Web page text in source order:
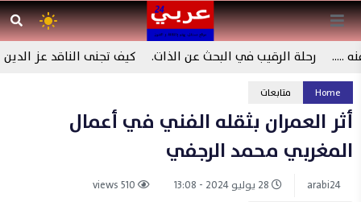
….. رحلة الرقيب في البحث عن الذات.
كيف تجنى الناقد عز
إلى فنّ….Home متابعات
أثر العمران بثقله الفني في أعمال
المغربي محمد الرجفي
arabi24